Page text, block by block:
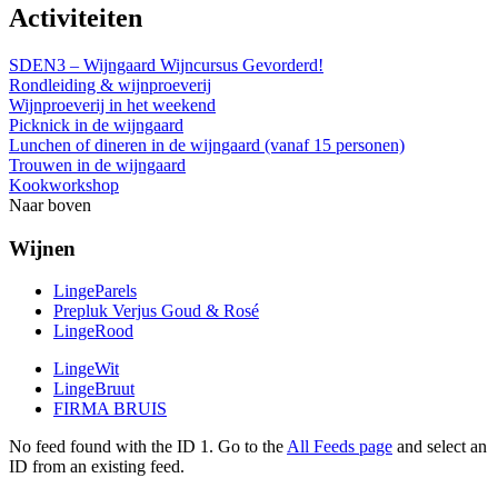
Activiteiten
SDEN3 – Wijngaard Wijncursus Gevorderd!
Rondleiding & wijnproeverij
Wijnproeverij in het weekend
Picknick in de wijngaard
Lunchen of dineren in de wijngaard (vanaf 15 personen)
Trouwen in de wijngaard
Kookworkshop
Naar boven
Wijnen
LingeParels
Prepluk Verjus Goud & Rosé
LingeRood
LingeWit
LingeBruut
FIRMA BRUIS
No feed found with the ID 1. Go to the All Feeds page and select an
ID from an existing feed.